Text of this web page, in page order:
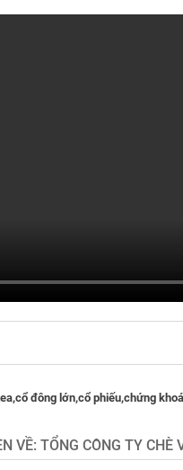
cổ đông lớn,cổ phiếu,chứng
VỀ: TỔNG CÔNG TY CHÈ